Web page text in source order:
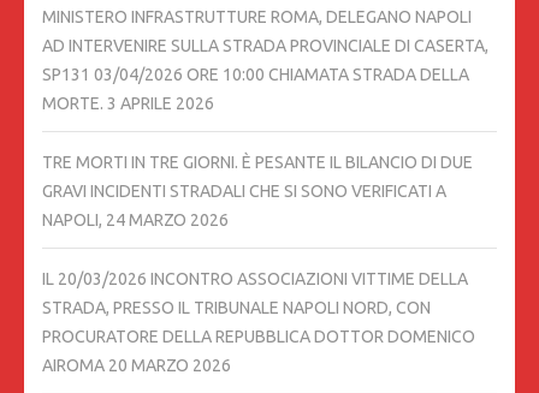
MINISTERO INFRASTRUTTURE ROMA, DELEGANO NAPOLI
AD INTERVENIRE SULLA STRADA PROVINCIALE DI CASERTA,
SP131 03/04/2026 ORE 10:00 CHIAMATA STRADA DELLA
MORTE. 3 APRILE 2026
TRE MORTI IN TRE GIORNI. È PESANTE IL BILANCIO DI DUE
GRAVI INCIDENTI STRADALI CHE SI SONO VERIFICATI A
NAPOLI, 24 MARZO 2026
IL 20/03/2026 INCONTRO ASSOCIAZIONI VITTIME DELLA
STRADA, PRESSO IL TRIBUNALE NAPOLI NORD, CON
PROCURATORE DELLA REPUBBLICA DOTTOR DOMENICO
AIROMA 20 MARZO 2026